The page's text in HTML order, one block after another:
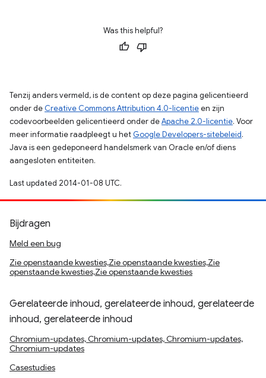
Was this helpful?
Tenzij anders vermeld, is de content op deze pagina gelicentieerd
onder de Creative Commons Attribution 4.0-licentieen zijn
codevoorbeelden gelicentieerd onder deApache 2.0-licentie. Voor
meer informatie raadpleegt u het Google Developers-sitebeleid.
Java is een gedeponeerd handelsmerk van Oracle en/of diens
aangesloten entiteiten.
Last updated 2014-01-08 UTC.
Bijdragen
Meld een bug
Zie openstaande kwesties,Zie openstaande kwesties,Zie
openstaande kwesties,Zie openstaande kwesties
Gerelateerde inhoud, gerelateerde inhoud, gerelateerde
inhoud, gerelateerde inhoud
Chromium-updates, Chromium-updates, Chromium-updates,
Chromium-updates
Casestudies